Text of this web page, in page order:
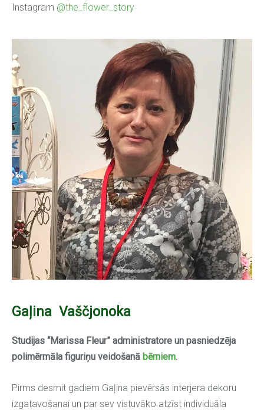
Instagram @the_flower_story
Gaļina Vaščjonoka
Studijas “Marissa Fleur” administratore un pasniedzēja
polimērmāla figuriņu veidošanā bērniem.
Pirms desmit gadiem Gaļina pievērsās interjera dekoru
izgatavošanai un par sev vistuvāko atzīst individuāla